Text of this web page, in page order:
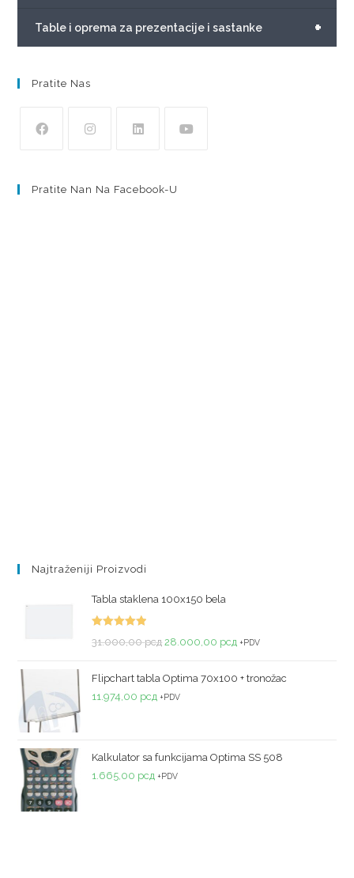
+
Table i oprema za prezentacije i sastanke
Pratite Nas
Pratite Nan Na Facebook-U
Najtraženiji Proizvodi
Tabla staklena 100x150 bela
31.000,00рсд 28.000,00 рсд +PDV
Flipchart tabla Optima 70x100 + tronožac
11.974,00 рсд +PDV
Kalkulator sa funkcijama Optima SS 508
1.665,00 рсд +PDV